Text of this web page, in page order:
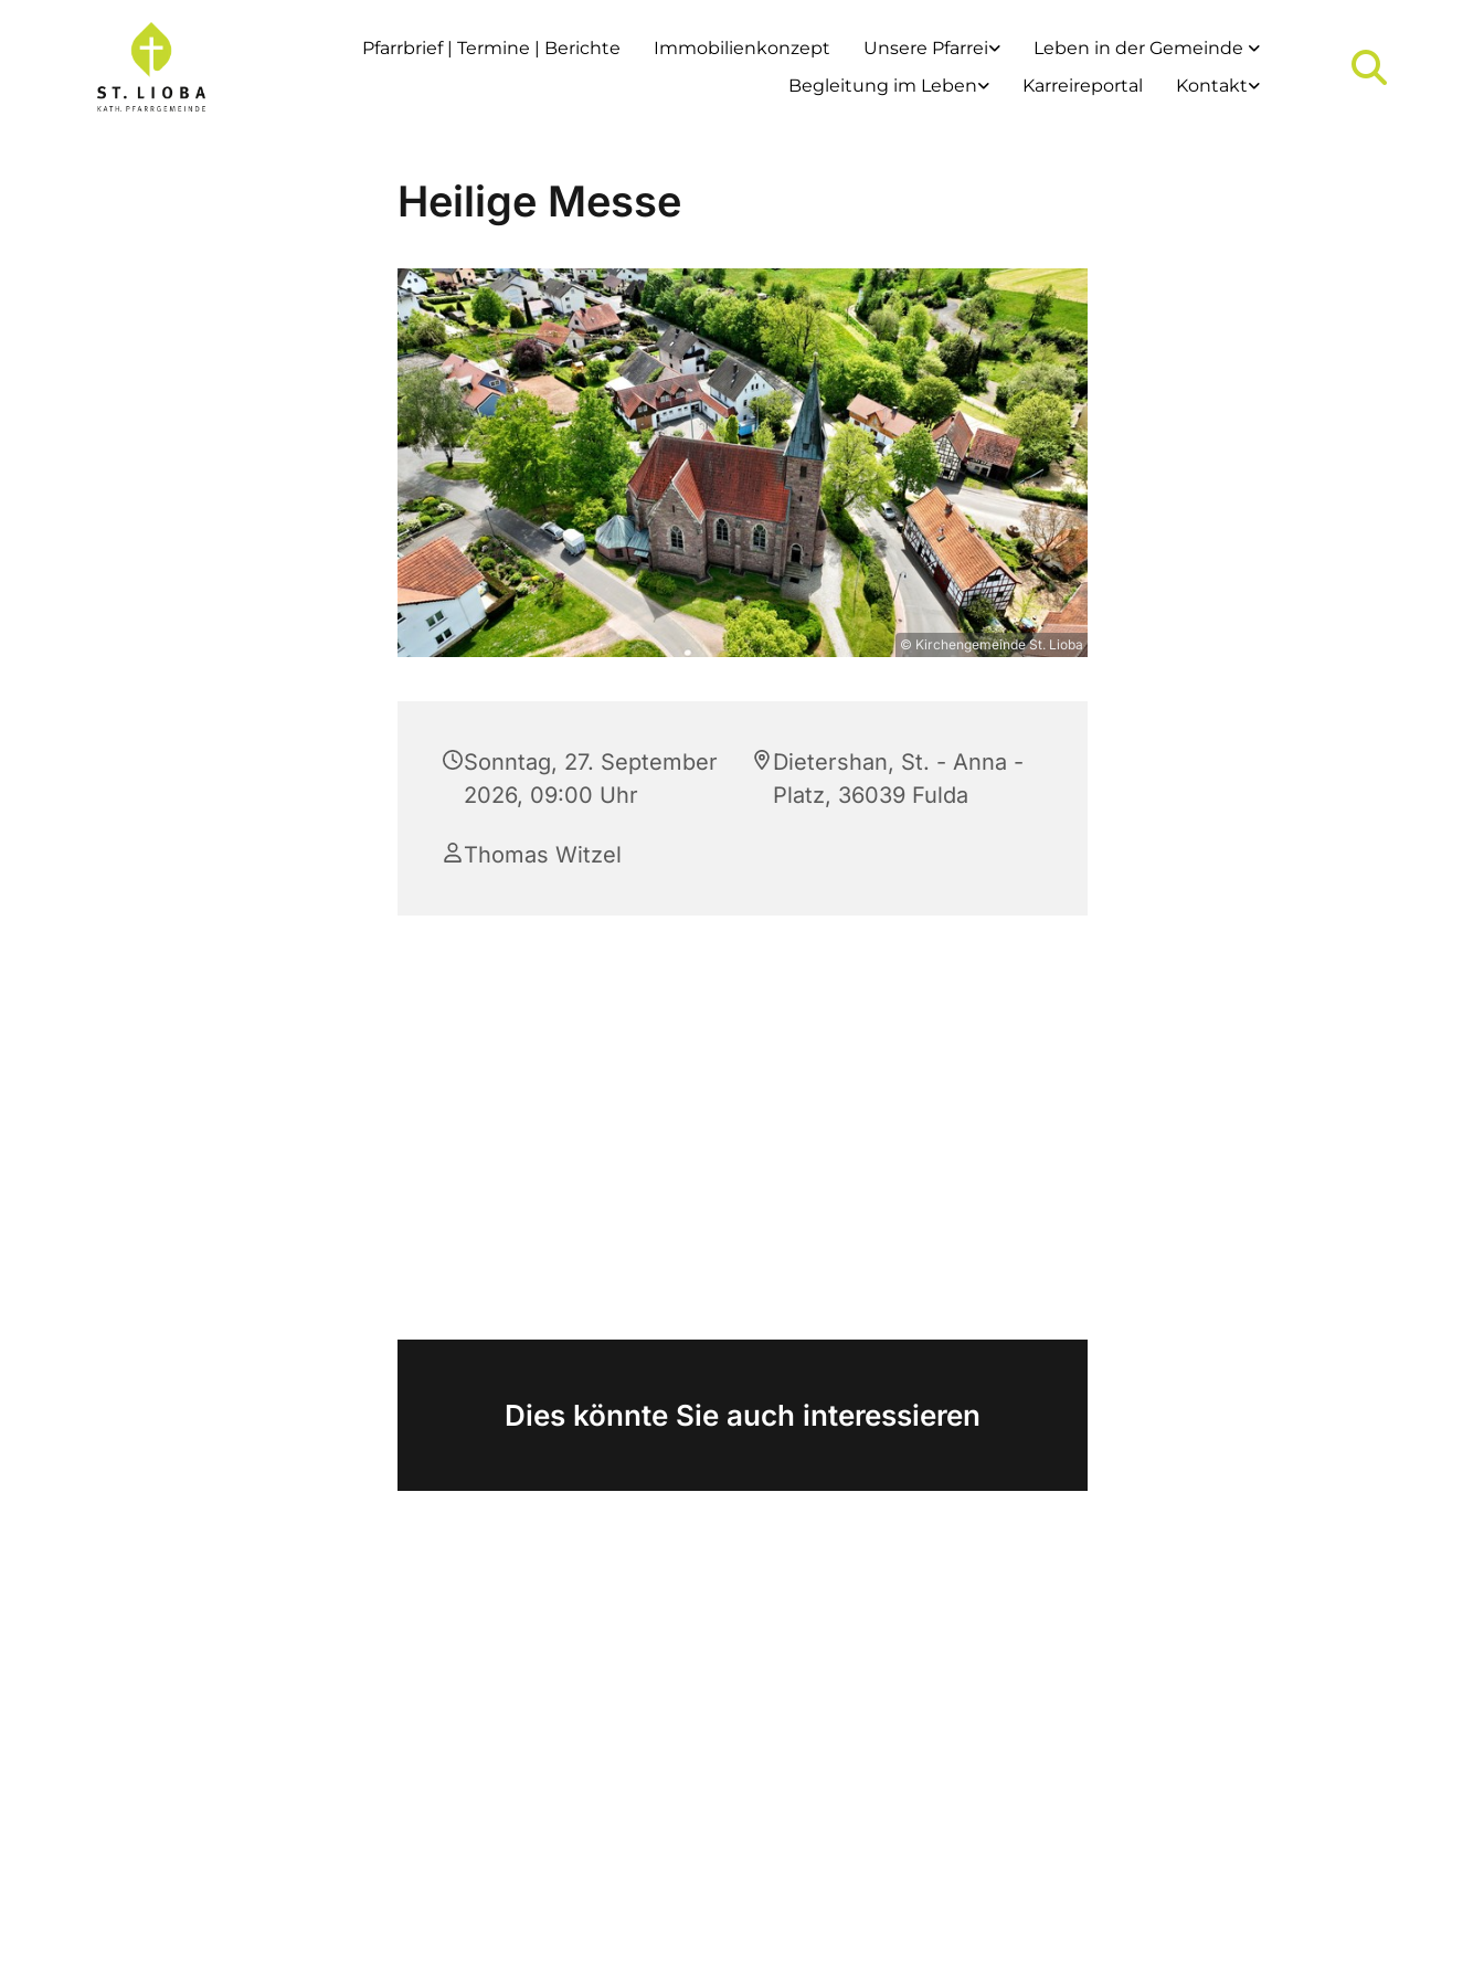
Pfarrbrief | Termine | Berichte Immobilienkonzept Unsere Pfarrei
Leben in der Gemeinde
Begleitung im Leben
Karreireportal Kontakt
Heilige Messe
© Kirchengemeinde St. Lioba
Sonntag, 27. September
2026, 09:00 Uhr
Dietershan, St. - Anna -
Platz, 36039 Fulda
Thomas Witzel
Dies könnte Sie auch interessieren